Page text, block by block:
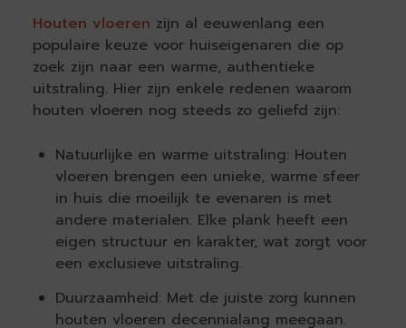
Houten vloeren zijn al eeuwenlang een
populaire keuze voor huiseigenaren die op
zoek zijn naar een warme, authentieke
uitstraling. Hier zijn enkele redenen waarom
houten vloeren nog steeds zo geliefd zijn:
Natuurlijke en warme uitstraling: Houten
vloeren brengen een unieke, warme sfeer
in huis die moeilijk te evenaren is met
andere materialen. Elke plank heeft een
eigen structuur en karakter, wat zorgt voor
een exclusieve uitstraling.
Duurzaamheid: Met de juiste zorg kunnen
houten vloeren decennialang meegaan.